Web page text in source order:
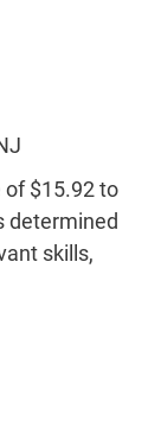
of $15.92 to
determined
skills,